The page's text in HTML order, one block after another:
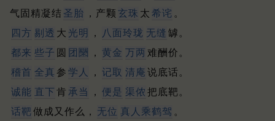
气固精凝结 圣胎 ，产颗 玄珠 太 希诧 。
四方 剔透 大 光明 ， 八面玲珑 无缝 罅。
都来 些子 圆 团圞 ， 黄金 万两 难酬价。
稽首 全真 参 学人 ， 记取 清庵 说底话。
诚能 直下 肯 承当 ， 便是 渠侬 把底靶。
话靶 做成又作么， 无位 真 人 乘鹤驾 。